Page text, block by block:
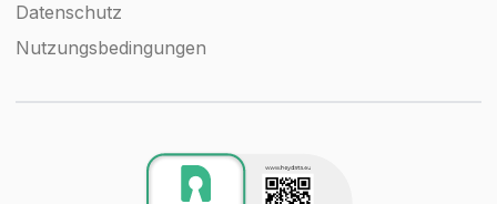
Datenschutz
Nutzungsbedingungen